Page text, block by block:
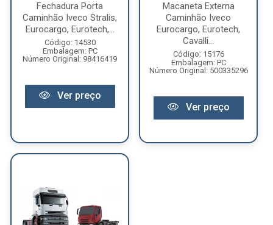
Fechadura Porta
Caminhão Iveco Stralis,
Eurocargo, Eurotech,...
Código: 14530
Embalagem: PC
Número Original: 98416419
Ver preço
Macaneta Externa
Caminhão Iveco
Eurocargo, Eurotech,
Cavalli...
Código: 15176
Embalagem: PC
Número Original: 500335296
Ver preço